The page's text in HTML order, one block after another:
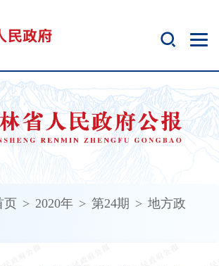
页 > 2020年 > 第24期 > 地方政